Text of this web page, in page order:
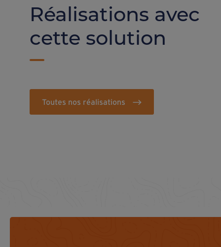
Réalisations avec
cette solution
Toutes nos réalisations